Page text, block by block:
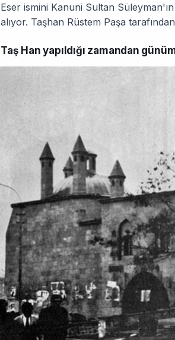
Eser ismini Kanuni Sultan
alıyor. Taşhan Rüstem Paşa tarafından
Taş Han yapıldığı zamandan